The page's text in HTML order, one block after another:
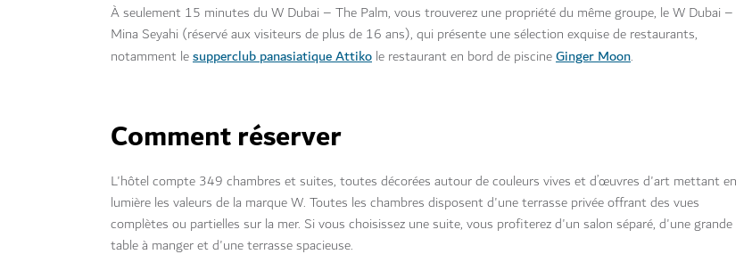
À seulement 15 minutes du W Dubai – The Palm, vous trouverez une propriété du même groupe, le W Dubai –
Mina Seyahi (réservé aux visiteurs de plus de 16 ans), qui présente une sélection exquise de restaurants,
notamment lesupperclub panasiatique Attiko le restaurant en bord de piscineGinger Moon.
Comment réserver
L'hôtel compte 349 chambres et suites, toutes décorées autour de couleurs vives et d’œuvres d'art mettant en
lumière les valeurs de la marque W. Toutes les chambres disposent d'une terrasse privée offrant des vues
complètes ou partielles sur la mer. Si vous choisissez une suite, vous profiterez d'un salon séparé, d'une grande
table à manger et d'une terrasse spacieuse.